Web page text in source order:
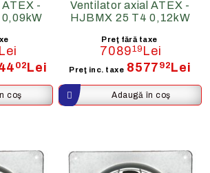
-
Lei
02 Lei
Ventilator axial ATEX -
HJBMX 25 T4 0,12kW
Preţ fără taxe
708919 Lei
Preţ inc. taxe 8577 92 Lei